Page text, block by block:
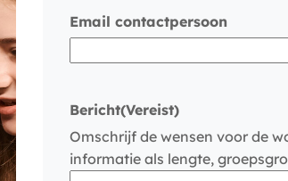
Email contactpersoon
Bericht(Vereist)
Omschrijf de wensen voor de
informatie als lengte,